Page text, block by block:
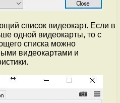
список видеокарт. Если в
одной видеокарты, то с
списка можно
видеокартами и